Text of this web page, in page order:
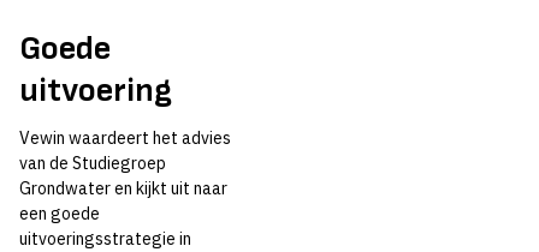
Goede
uitvoering
Vewin waardeert het advies
van de Studiegroep
Grondwater en kijkt uit naar
een goede
uitvoeringsstrategie in